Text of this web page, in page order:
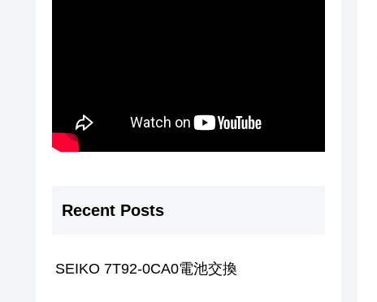
Recent Posts
SEIKO 7T92-0CA0電池交換